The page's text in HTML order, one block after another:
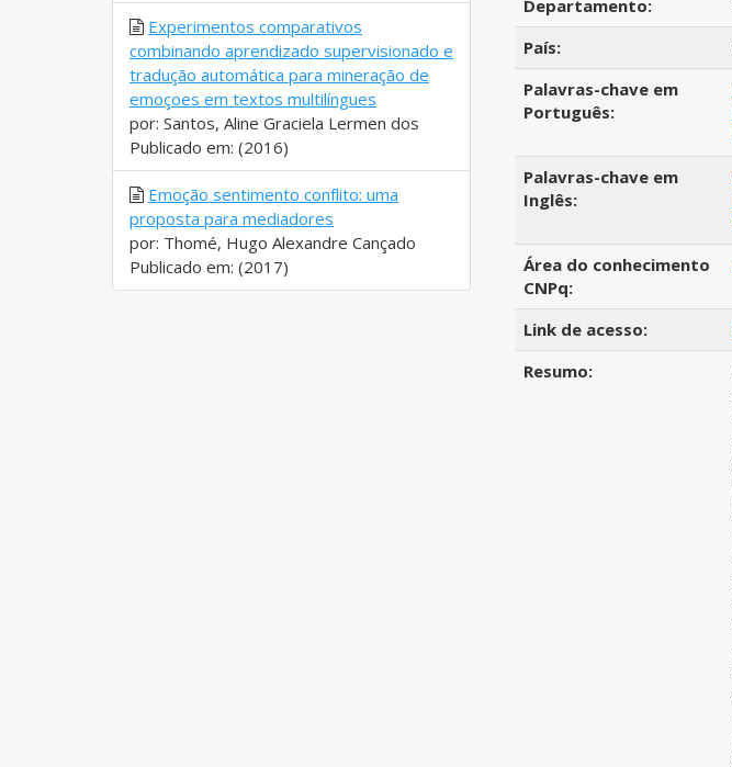
Departamento:
País:
Palavras-chave em
Português:
Palavras-chave em
Inglês:
Área do conhecimento
CNPq:
Link de acesso:
Resumo:
Experimentos comparativos
combinando aprendizado supervisionado e
tradução automática para mineração de
emoçoes em textos multilíngues
por: Santos, Aline Graciela Lermen dos
Publicado em: (2016)
Emoção sentimento conflito: uma
proposta para mediadores
por: Thomé, Hugo Alexandre Cançado
Publicado em: (2017)